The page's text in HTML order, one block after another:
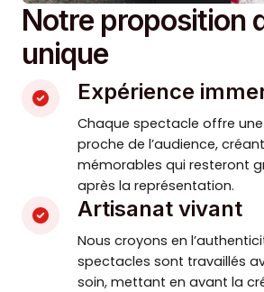
Notre proposition
unique
Expérience
Chaque spectacle offre
proche de l’audience,
mémorables qui resteront
après la représentation.
Artisanat vivant
Nous croyons en
spectacles sont travaillés
soin, mettant en avant la